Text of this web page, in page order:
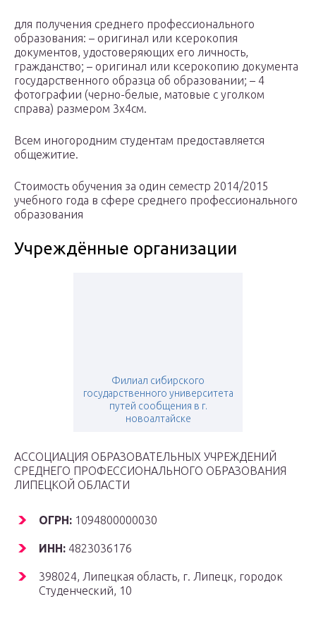
для получения среднего профессионального
образования: – оригинал или ксерокопия
документов, удостоверяющих его личность,
гражданство; – оригинал или ксерокопию документа
государственного образца об образовании; – 4
фотографии (черно-белые, матовые с уголком
справа) размером 3х4см.
Всем иногородним студентам предоставляется
общежитие.
Стоимость обучения за один семестр 2014/2015
учебного года в сфере среднего профессионального
образования
Учреждённые организации
Филиал сибирского
государственного университета
путей сообщения в г.
новоалтайске
АССОЦИАЦИЯ ОБРАЗОВАТЕЛЬНЫХ УЧРЕЖДЕНИЙ
СРЕДНЕГО ПРОФЕССИОНАЛЬНОГО ОБРАЗОВАНИЯ
ЛИПЕЦКОЙ ОБЛАСТИ
ОГРН: 1094800000030
ИНН: 4823036176
398024, Липецкая область, г. Липецк, городок
Студенческий, 10